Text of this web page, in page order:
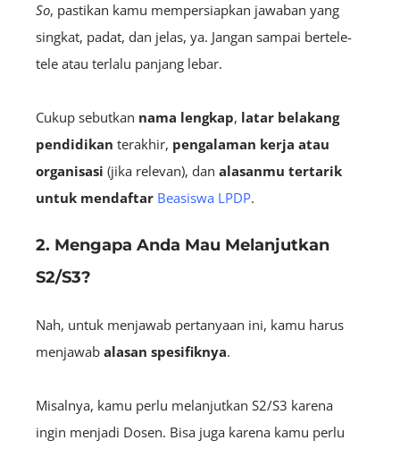
So, pastikan kamu mempersiapkan jawaban yang
singkat, padat, dan jelas, ya. Jangan sampai bertele-
tele atau terlalu panjang lebar.
Cukup sebutkan nama lengkap, latar belakang
pendidikan terakhir, pengalaman kerja atau
organisasi (jika relevan), dan alasanmu tertarik
untuk mendaftar Beasiswa LPDP.
2. Mengapa Anda Mau Melanjutkan
S2/S3?
Nah, untuk menjawab pertanyaan ini, kamu harus
menjawab alasan spesifiknya.
Misalnya, kamu perlu melanjutkan S2/S3 karena
ingin menjadi Dosen. Bisa juga karena kamu perlu